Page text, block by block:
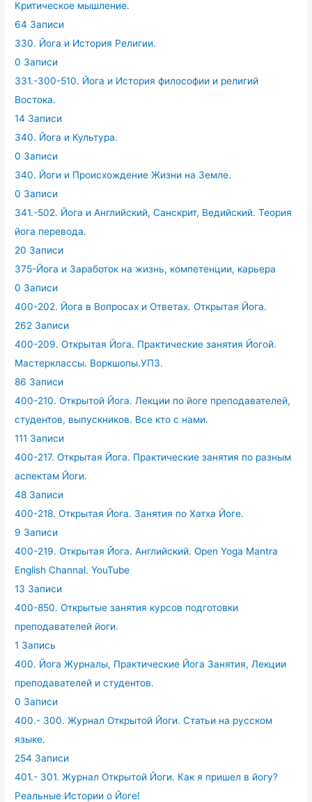
Критическое мышление.
64 Записи
330. Йога и История Религии.
0 Записи
331.-300-510. Йога и История философии и религий
Востока.
14 Записи
340. Йога и Культура.
0 Записи
340. Йоги и Происхождение Жизни на Земле.
0 Записи
341.-502. Йога и Английский, Санскрит, Ведийский. Теория
йога перевода.
20 Записи
375-Йога и Заработок на жизнь, компетенции, карьера
0 Записи
400-202. Йога в Вопросах и Ответах. Открытая Йога.
262 Записи
400-209. Открытая Йога. Практические занятия Йогой.
Мастерклассы. Воркшопы.УПЗ.
86 Записи
400-210. Открытой Йога. Лекции по йоге преподавателей,
студентов, выпускников. Все кто с нами.
111 Записи
400-217. Открытая Йога. Практические занятия по разным
аспектам Йоги.
48 Записи
400-218. Открытая Йога. Занятия по Хатха Йоге.
9 Записи
400-219. Открытая Йога. Английский. Open Yoga Mantra
English Channal. YouTube
13 Записи
400-850. Открытые занятия курсов подготовки
преподавателей йоги.
1 Запись
400. Йога Журналы, Практические Йога Занятия, Лекции
преподавателей и студентов.
0 Записи
400.- 300. Журнал Открытой Йоги. Статьи на русском
языке.
254 Записи
401.- 301. Журнал Открытой Йоги. Как я пришел в йогу?
Реальные Истории о Йоге!